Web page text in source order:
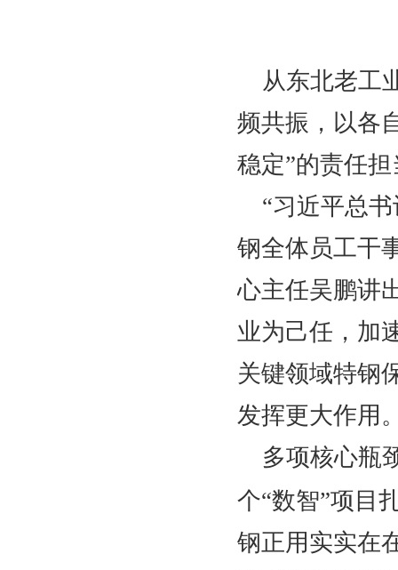
从东北老工
频共振，以各
稳定”的责任
“习近平总
钢全体员工干
心主任吴鹏讲
业为己任，加
关键领域特钢
发挥更大作用
多项核心瓶
个“数智”项目
钢正用实实在